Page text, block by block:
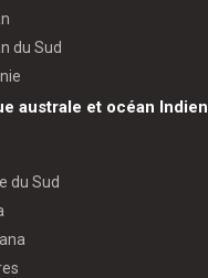
du Sud
australe et océan Indien
du Sud